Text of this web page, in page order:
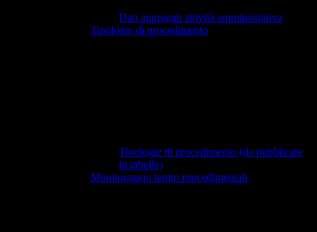
Dati aggregati attività amministrativa
Tipologie di procedimento
Tipologie di procedimento (da pubblicare
in tabelle)
Monitoraggio tempi procedimentali